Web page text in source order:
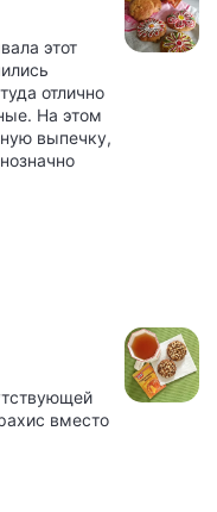
этот
отлично
На этом
выпечку,
вместо